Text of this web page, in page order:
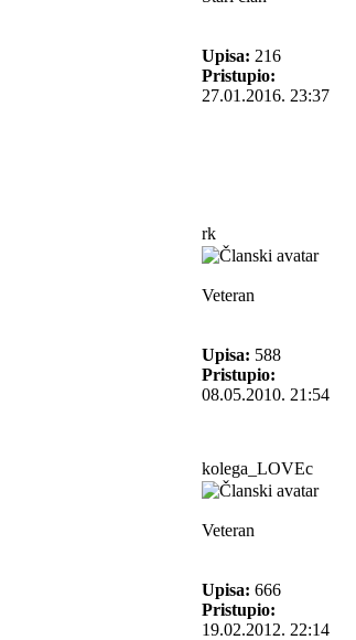
Upisa: 216
Pristupio:
27.01.2016. 23:37
rk
Veteran
Upisa: 588
Pristupio:
08.05.2010. 21:54
kolega_LOVEc
Veteran
Upisa: 666
Pristupio:
19.02.2012. 22:14